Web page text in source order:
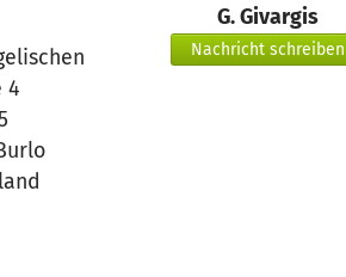
4
G. Givargis
Nachricht schreiben